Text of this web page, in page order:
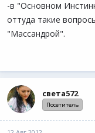
-в "Основном
оттуда такие
"Массандрой".
света572
Посетитель